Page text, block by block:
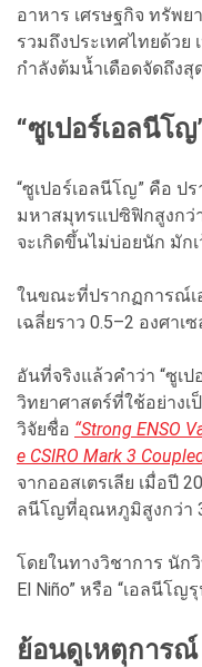
อาหาร เศรษฐกิจ ทรัพ
รวมถึงประเทศไทยด้วย
กำลังต้มน้ำเดือดจัดถึงสุ
“ซูเปอร์เอลนีโญ
“ซูเปอร์เอลนีโญ” คือ
มหาสมุทรแปซิฟิกสูงกว่
จะเกิดขึ้นไม่บ่อยนัก มัก
ในขณะที่ปรากฏการณ์
เฉลี่ยราว 0.5–2 องศาเ
อันที่จริงแล้วคำว่า “ซูเ
วิทยาศาสตร์ที่ใช้อย่าง
วิจัยชื่อ “Strong ENSO
e CSIRO Mark 3
จากออสเตรเลีย เมื่อปี
ลนีโญที่อุณหภูมิสูงกว่า
โดยในทางวิชาการ นัก
El Niño” หรือ “เอลนีโญ
ย้อนดูเหตุการณ์